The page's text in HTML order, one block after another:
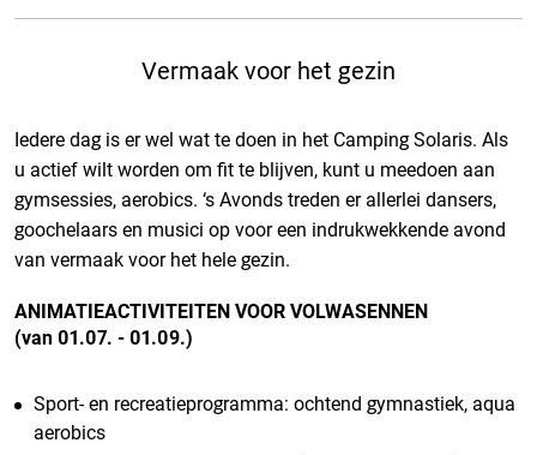
Vermaak voor het gezin
Iedere dag is er wel wat te doen in het Camping Solaris. Als
u actief wilt worden om fit te blijven, kunt u meedoen aan
gymsessies, aerobics. ‘s Avonds treden er allerlei dansers,
goochelaars en musici op voor een indrukwekkende avond
van vermaak voor het hele gezin.
ANIMATIEACTIVITEITEN VOOR VOLWASENNEN
(van 01.07. - 01.09.)
Sport- en recreatieprogramma: ochtend gymnastiek, aqua
aerobics